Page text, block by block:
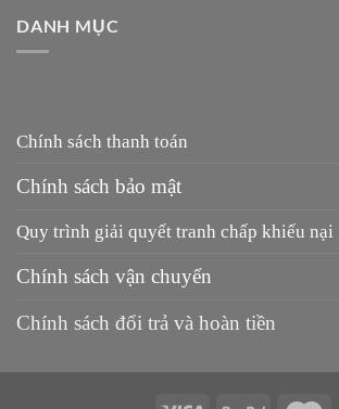
DANH MỤC
Chính sách thanh toán
Chính sách bảo mật
Quy trình giải quyết tranh chấp khiếu nại
Chính sách vận chuyển
Chính sách đổi trả và hoàn tiền